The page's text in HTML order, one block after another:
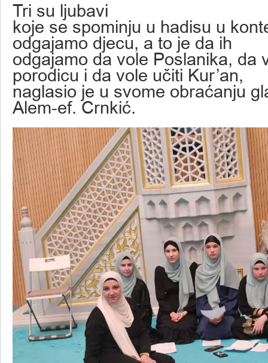
Tri su ljubavi
koje se spominju u hadisu u
odgajamo djecu, a to je da ih
odgajamo da vole Poslanika, da
porodicu i da vole učiti Kur’an,
naglasio je u svome obraćanju
Alem-ef. Crnkić.